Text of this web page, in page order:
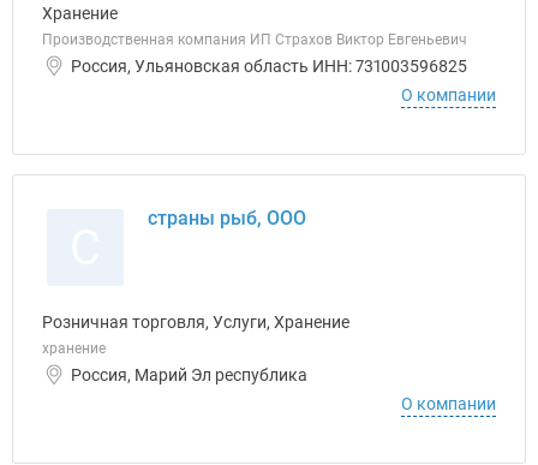
Хранение
Производственная компания ИП Страхов Виктор Евгеньевич
Россия, Ульяновская область ИНН: 731003596825
О компании
страны рыб, ООО
Розничная торговля, Услуги, Хранение
хранение
Россия, Марий Эл республика
О компании